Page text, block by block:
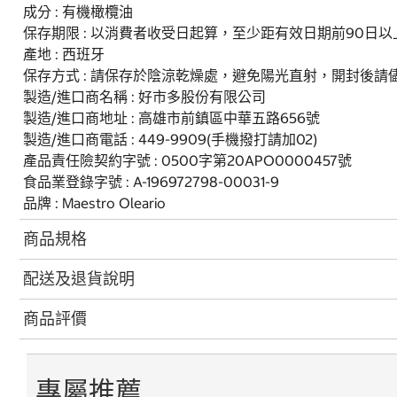
成分 : 有機橄欖油
保存期限 : 以消費者收受日起算，至少距有效日期前90日以
產地 : 西班牙
保存方式 : 請保存於陰涼乾燥處，避免陽光直射，開封後請
製造/進口商名稱 : 好市多股份有限公司
製造/進口商地址 : 高雄市前鎮區中華五路656號
製造/進口商電話 : 449-9909(手機撥打請加02)
產品責任險契約字號 : 0500字第20APO0000457號
食品業登錄字號 : A-196972798-00031-9
品牌 : Maestro Oleario
商品規格
配送及退貨說明
商品評價